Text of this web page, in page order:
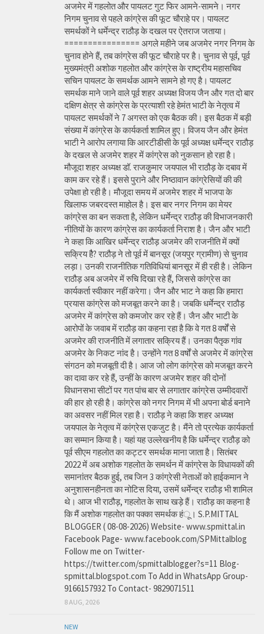
अजमेर में गहलोत और पायलट गुट फिर आमने-सामने। नगर
निगम चुनाव से पहले कांग्रेस की फूट चौराहे पर। पायलट
समर्थकों ने धर्मेन्द्र राठौड़ के दखल पर ऐतराज जताया।
================ अगले महीने जब अजमेर नगर निगम के
चुनाव होने हैं, तब कांग्रेस की फूट चौराहे पर है। चुनाव से पूर्व, पूर्व
मुख्यमंत्री अशोक गहलोत और कांग्रेस के राष्ट्रीय महासचिव
सचिन पायलट के समर्थक आमने सामने हो गए है। पायलट
समर्थक माने जाने वाले पूर्व शहर अध्यक्ष विजय जैन और गत दो बार
दक्षिण क्षेत्र से कांग्रेस के प्रत्याशी रहे हेमंत भाटी के नेतृत्व में
पायलट समर्थकों ने 7 अगस्त को एक बैठक की। इस बैठक में बड़ी
संख्या में कांग्रेस के कार्यकर्ता शामिल हुए। विजय जैन और हेमंत
भाटी ने आरोप लगाया कि आरटीडीसी के पूर्व अध्यक्ष धर्मेन्द्र राठौड़
के दखल से अजमेर शहर में कांग्रेस को नुकसान हो रहा है।
मौजूदा शहर अध्यक्ष डॉ. राजकुमार जयपाल भी राठौड़ के दबाव में
काम कर रहे हैं। इससे पुराने और निष्ठावान कांग्रेसियों की की
उपेक्षा हो रही है। मौजूदा समय में अजमेर शहर में भाजपा के
खिलाफ जबरदस्त माहोल है। इस बार नगर निगम का मेयर
कांग्रेस का बन सकता है, लेकिन धर्मेन्द्र राठौड़ की विभाजनकारी
नीतियों के कारण कांग्रेस का कार्यकर्ता निराश है। जैन और भाटी
ने कहा कि आखिर धर्मेन्द्र राठौड़ अजमेर की राजनीति में क्यों
सक्रिय हैै? राठौड़ ने तो पूर्व में बानसूर (जयपुर ग्रामीण) से चुनाव
लड़ा। उनकी राजनीतिक गतिविधियां बानसूर में ही रही है। लेकिन
राठौड़ अब अजमेर में रुचि दिखा रहे हैं, जिससे कांग्रेस का
कार्यकर्ता स्वीकार नहीं करेगा। जैन और भाट ने कहा कि हमारा
प्रयास कांग्रेस को मजबूत करने का है। जबकि धर्मेन्द्र राठौड़
अजमेर में कांग्रेस को कमजोर कर रहे हैं। जैन और भाटी के
आरोपों के जवाब में राठौड़ का कहना रहा है कि वे गत 8 वर्षों से
अजमेर की राजनीति में लगातार सक्रिय हैं। उनका पैतृक गांव
अजमेर के निकट नांद है। उन्होंने गत 8 वर्षों से अजमेर में कांग्रेस
संगठन को मजबूती दी है। आज जो लोग कांग्रेस को मजबूत करने
का दावा कर रहे हैं, उन्हीं के कारण अजमेर शहर की दोनों
विधानसभा सीटों पर गत पांच बार से लगातार कांग्रेस उम्मीदवारों
की हार हो रही है। कांग्रेस को नगर निगम में भी अपना बोर्ड बनाने
का अवसर नहीं मिल रहा है। राठौड़ ने कहा कि शहर अध्यक्ष
जयपाल के नेतृत्व में कांग्रेस एकजुट है। मैंने तो प्रत्येक कार्यकर्ता
का सम्मान किया है। यहां यह उल्लेखनीय है कि धर्मेन्द्र राठौड़ को
पूर्व सीएम गहलोत का कट्टर समर्थक माना जाता है। सितंबर
2022 में अब अशोक गहलोत के समर्थन में कांग्रेस के विधायकों की
समानांतर बैठक हुई, तब जिन 3 कांग्रेसी नेताओं को हाईकमान ने
अनुशासनहीनता का नोटिस दिया, उसमें धर्मेन्द्र राठौड़ भी शामिल
थे। आज भी राठौड़, गहलोत के साथ खड़े हैं। राठौड़ का कहना है
कि मैं अशोक गहलोत का पक्का समर्थक हंू। S.P.MITTAL
BLOGGER ( 08-08-2026) Website- www.spmittal.in
Facebook Page- www.facebook.com/SPMittalblog
Follow me on Twitter-
https://twitter.com/spmittalblogger?s=11 Blog-
spmittal.blogspot.com To Add in WhatsApp Group-
9166157932 To Contact- 9829071511
8 AUG, 2026
NEW